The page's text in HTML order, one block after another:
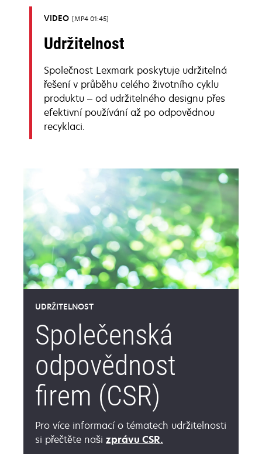
VIDEO MP4 01:45
Udržitelnost
Společnost Lexmark poskytuje udržitelná
řešení v průběhu celého životního cyklu
produktu – od udržitelného designu přes
efektivní používání až po odpovědnou
recyklaci.
UDRŽITELNOST
Společenská
odpovědnost
firem (CSR)
Pro více informací o tématech udržitelnosti
si přečtěte naši zprávu CSR.